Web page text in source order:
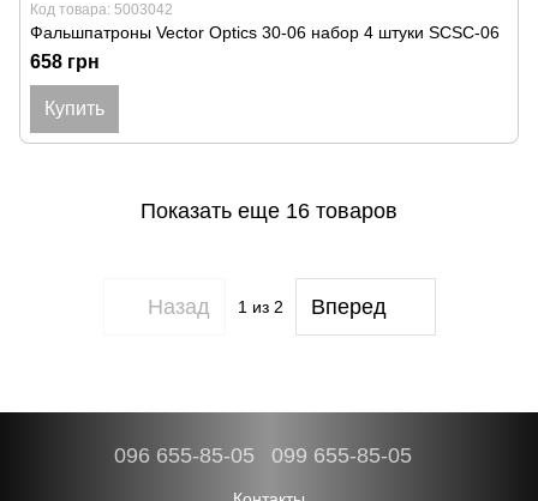
Код товара: 5003042
Фальшпатроны Vector Optics 30-06 набор 4 штуки SCSC-06
658 грн
Купить
Показать еще 16 товаров
Назад 1 из 2 Вперед
096 655-85-05 099 655-85-05